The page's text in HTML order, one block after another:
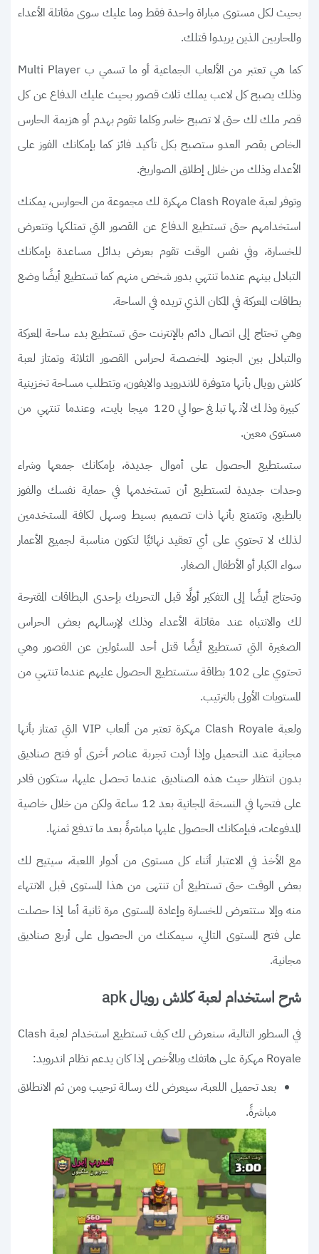
بحيث لكل مستوى مباراة واحدة فقط وما عليك سوى مقاتلة الأعداء
والمحاربين الذين يريدوا قتلك.
كما هي تعتبر من الألعاب الجماعية أو ما تسمي ب Multi Player
وذلك يصبح كل لاعب يملك ثلاث قصور بحيث عليك الدفاع عن كل
قصر ملك لك حتى لا تصبح خاسر وكلما تقوم بهدم أو هزيمة الحارس
الخاص بقصر العدو ستصبح بكل تأكيد فائز كما بإمكانك الفوز على
الأعداء وذلك من خلال إطلاق الصواريخ.
وتوفر لعبة Clash Royale مهكرة لك مجموعة من الحوارس، يمكنك
استخدامهم حتى تستطيع الدفاع عن القصور التي تمتلكها وتتعرض
للخسارة، وفي نفس الوقت تقوم بعرض بدائل مساعدة بإمكانك
التبادل بينهم عندما تنتهي بدور شخص منهم كما تستطيع أيضًا وضع
بطاقات المعركة في المكان الذي تريده في الساحة.
وهي تحتاج إلى اتصال دائم بالإنترنت حتى تستطيع بدء ساحة المعركة
والتبادل بين الجنود المخصصة لحراس القصور الثلاثة وتمتاز لعبة
كلاش رويال بأنها متوفرة للاندرويد والايفون، وتتطلب مساحة تخزينية
كبيرة وذلك لأنها تبلغ حوالي 120 ميجا بايت، وعندما تنتهي من
مستوى معين.
ستستطيع الحصول على أموال جديدة، بإمكانك جمعها وشراء
وحدات جديدة لتستطيع أن تستخدمها في حماية نفسك والفوز
بالطبع، وتتمتع بأنها ذات تصميم بسيط وسهل لكافة المستخدمين
لذلك لا تحتوي على أي تعقيد نهائيًا لتكون مناسبة لجميع الأعمار
سواء الكبار أو الأطفال الصغار.
وتحتاج أيضًا إلى التفكير أولًا قبل التحريك بإحدى البطاقات المقترحة
لك والانتباه عند مقاتلة الأعداء وذلك لإرسالهم بعض الحراس
الصغيرة التي تستطيع أيضًا قتل أحد المسئولين عن القصور وهي
تحتوي على 102 بطاقة ستستطيع الحصول عليهم عندما تنتهي من
المستويات الأولى بالترتيب.
ولعبة Clash Royale مهكرة تعتبر من ألعاب VIP التي تمتاز بأنها
مجانية عند التحميل وإذا أردت تجربة عناصر أخرى أو فتح صناديق
بدون انتظار حيث هذه الصناديق عندما تحصل عليها، ستكون قادر
على فتحها في النسخة المجانية بعد 12 ساعة ولكن من خلال خاصية
المدفوعات، فبإمكانك الحصول عليها مباشرةً بعد ما تدفع ثمنها.
مع الأخذ في الاعتبار أثناء كل مستوى من أدوار اللعبة، سيتيح لك
بعض الوقت حتى تستطيع أن تنتهى من هذا المستوى قبل الانتهاء
منه وإلا ستتعرض للخسارة وإعادة المستوى مرة ثانية أما إذا حصلت
على فتح المستوى التالي، سيمكنك من الحصول على أربع صناديق
مجانية.
شرح استخدام لعبة كلاش رويال apk
في السطور التالية، سنعرض لك كيف تستطيع استخدام لعبة Clash
Royale مهكرة على هاتفك وبالأخص إذا كان يدعم نظام اندرويد:
بعد تحميل اللعبة، سيعرض لك رسالة ترحيب ومن ثم الانطلاق
مباشرةً.